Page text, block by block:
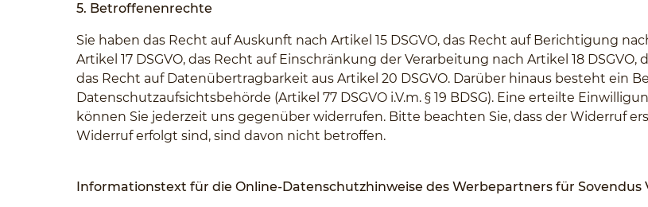
5. Betroffenenrechte
Sie haben das Recht auf Auskunft nach Artikel 15 DSGVO, das Recht auf Berichtigung
Artikel 17 DSGVO, das Recht auf Einschränkung der Verarbeitung nach Artikel 18 DSGVO,
das Recht auf Datenübertragbarkeit aus Artikel 20 DSGVO. Darüber hinaus besteht ein
Datenschutzaufsichtsbehörde (Artikel 77 DSGVO i.V.m. § 19 BDSG). Eine erteilte
können Sie jederzeit uns gegenüber widerrufen. Bitte beachten Sie, dass der Widerruf
Widerruf erfolgt sind, sind davon nicht betroffen.
Informationstext für die Online-Datenschutzhinweise des Werbepartners für Sovendus